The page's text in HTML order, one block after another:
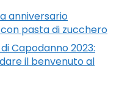
anniversario
pasta di zucchero
Capodanno 2023:
il benvenuto al